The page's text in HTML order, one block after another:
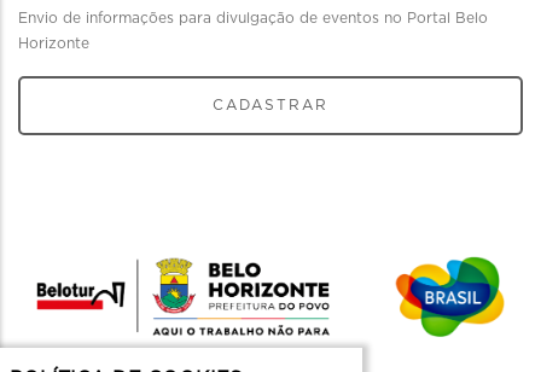
Envio de informações para divulgação de eventos no Portal Belo
Horizonte
CADASTRAR